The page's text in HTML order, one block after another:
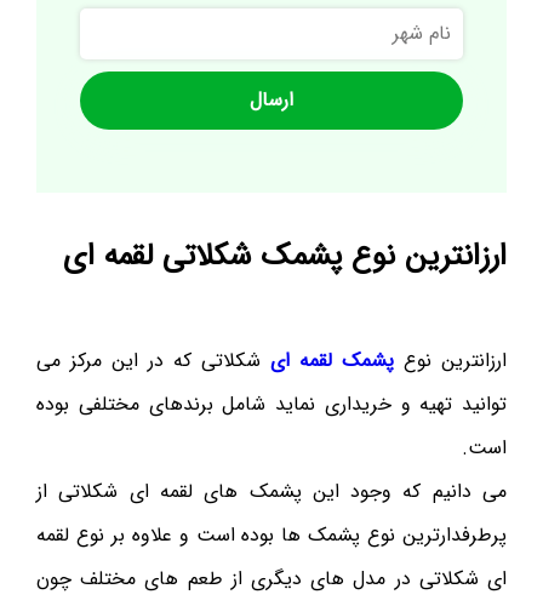
نام
شهر
ارزانترین نوع پشمک شکلاتی لقمه ای
ارزانترین نوع پشمک لقمه ای شکلاتی که در این مرکز می
توانید تهیه و خریداری نماید شامل برندهای مختلفی بوده
است.
می دانیم که وجود این پشمک های لقمه ای شکلاتی از
پرطرفدارترین نوع پشمک ها بوده است و علاوه بر نوع لقمه
ای شکلاتی در مدل های دیگری از طعم های مختلف چون